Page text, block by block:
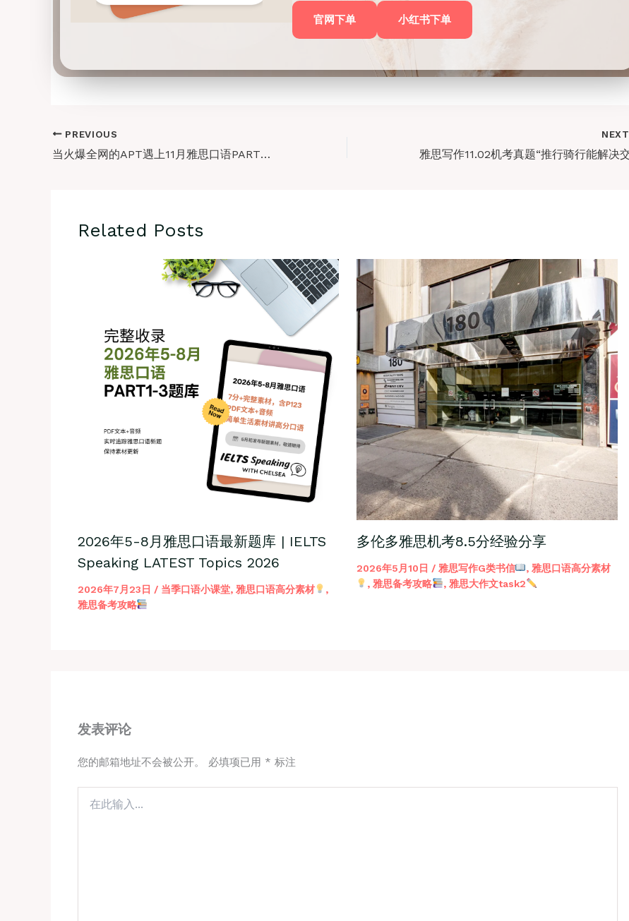
官网下单 小红书下单
PREVIOUS
当火爆全网的APT遇上11月雅思口语PART2 (内含高分视频sample)
NEXT
Related Posts
2026年5-8月雅思口语最新题库 | IELTS
Speaking LATEST Topics 2026
2026年7月23日 / 当季口语小课堂, 雅思口语高分素材
,
雅思备考攻略
多伦多雅思机考8.5分经验分享
2026年5月10日 / 雅思写作G类书信 ,雅思口语高分素材
,雅思备考攻略 ,雅思大作文task2
发表评论
您的邮箱地址不会被公开。 必填项已用 * 标注